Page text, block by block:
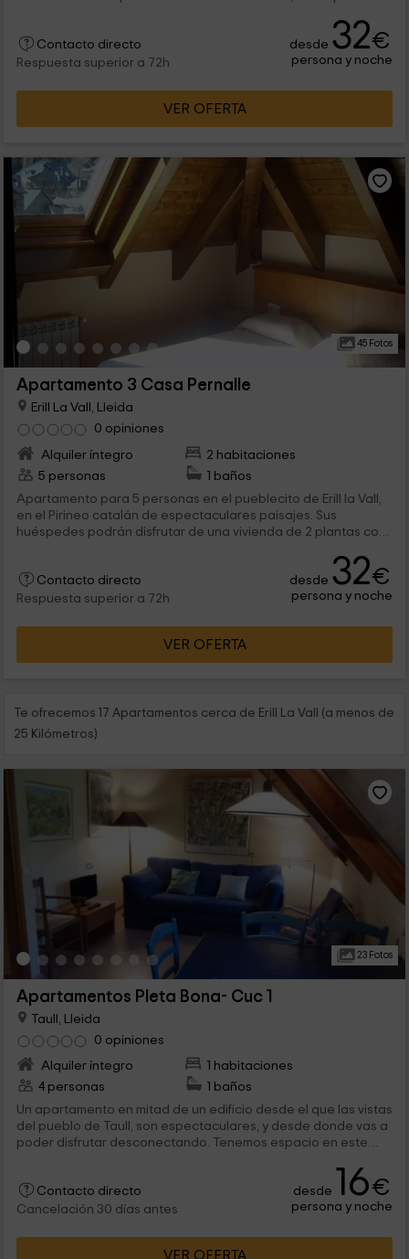
típica en su restaurante y hasta conocer de primera mano la
vida de la granja.
Contacto directo
Respuesta superior a 72h
desde 32€
persona y noche
VER OFERTA
45 Fotos
Apartamento 3 Casa Pernalle
Erill La Vall, Lleida
0 opiniones
Alquiler íntegro
2 habitaciones
5 personas
1 baños
Apartamento para 5 personas en el pueblecito de Erill la Vall,
en el Pirineo catalán de espectaculares paisajes. Sus
huéspedes podrán disfrutar de una vivienda de 2 plantas con
Además, podrán hacer uso de los servicios del complejo que
incluyen restaurante y zona de jardín.
Contacto directo
Respuesta superior a 72h
desde 32€
persona y noche
VER OFERTA
Te ofrecemos 17 Apartamentos cerca de Erill La Vall (a menos de
25 Kilómetros)
23 Fotos
Apartamentos Pleta Bona- Cuc 1
Taull, Lleida
0 opiniones
Alquiler íntegro
1 habitaciones
4 personas
1 baños
Un apartamento en mitad de un edificio desde el que las vistas
del pueblo de Taull, son espectaculares, y desde donde vas a
poder disfrutar desconectando. Tenemos espacio en este
Contacto directo
Cancelación 30 días antes
desde 16€
persona y noche
VER OFERTA